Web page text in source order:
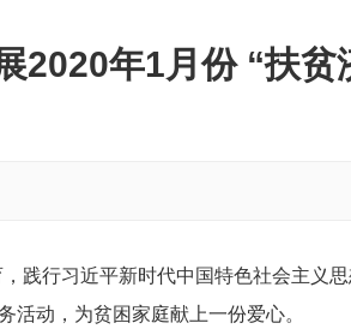
2020年1月份 “扶
践行习近平新时代中国特色社会主
活动，为贫困家庭献上一份爱心。